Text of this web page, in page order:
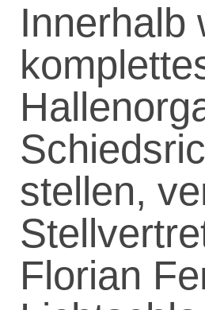
Innerhalb
stellen,
Florian